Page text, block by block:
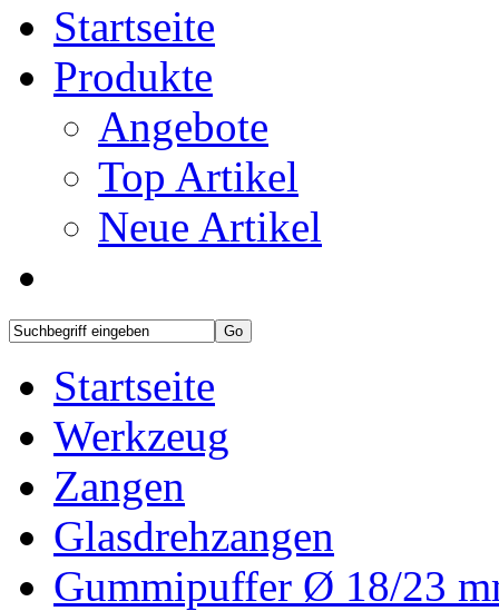
Startseite
Produkte
Angebote
Top Artikel
Neue Artikel
Startseite
Werkzeug
Zangen
Glasdrehzangen
Gummipuffer Ø 18/23